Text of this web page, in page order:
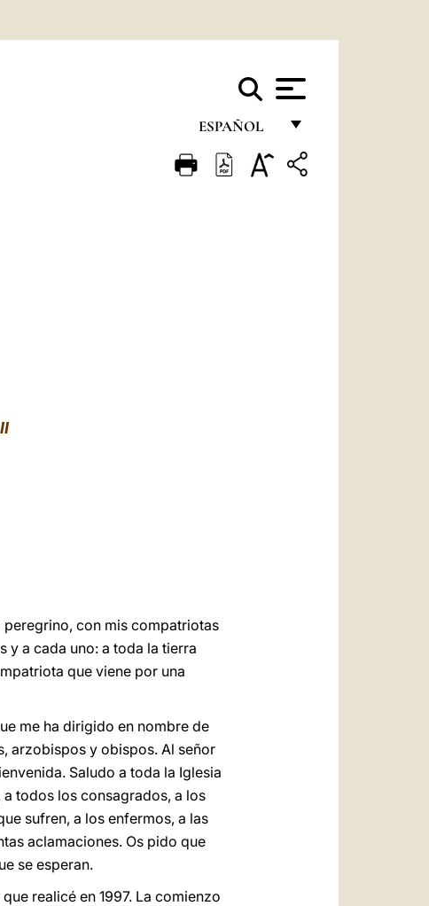
ESPAÑOL
FRANÇAIS
con mis compatriotas
y a cada uno: a toda la tierra
que viene por una
me ha dirigido en nombre de
arzobispos y obispos. Al señor
Saludo a toda la Iglesia
todos los consagrados, a los
sufren, a los enfermos, a las
aclamaciones. Os pido que
se esperan.
realicé en 1997. La comienzo